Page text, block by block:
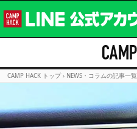
CAMP HACK トップ › NEWS・コラムの記事一覧